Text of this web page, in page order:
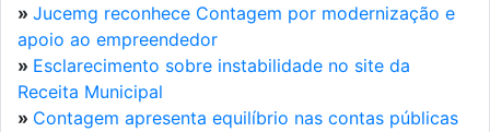
» Jucemg reconhece Contagem por modernização e
apoio ao empreendedor
» Esclarecimento sobre instabilidade no site da
Receita Municipal
» Contagem apresenta equilíbrio nas contas públicas